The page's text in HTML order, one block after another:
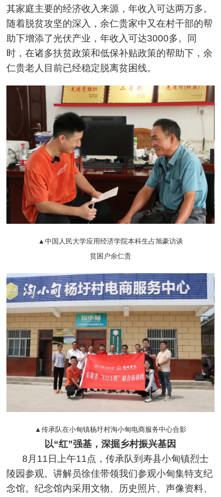
其家庭主要的经济收入来源，年收入可达两万多。
随着脱贫攻坚的深入，余仁贵家中又在村干部的帮
助下增添了光伏产业，年收入可达3000多。同
时，在诸多扶贫政策和低保补贴政策的帮助下，余
仁贵老人目前已经稳定脱离贫困线。
▲中国人民大学应用经济学院本科生占旭豪访谈
贫困户余仁贵
▲传承队在小甸镇杨圩村淘小甸电商服务中心合影
以“红”强基，深掘乡村振兴基因
8月11日上午11点，传承队到寿县小甸镇烈士
陵园参观。讲解员徐佳带领我们参观小甸集特支纪
念馆。纪念馆内采用文物、历史照片、声像资料、